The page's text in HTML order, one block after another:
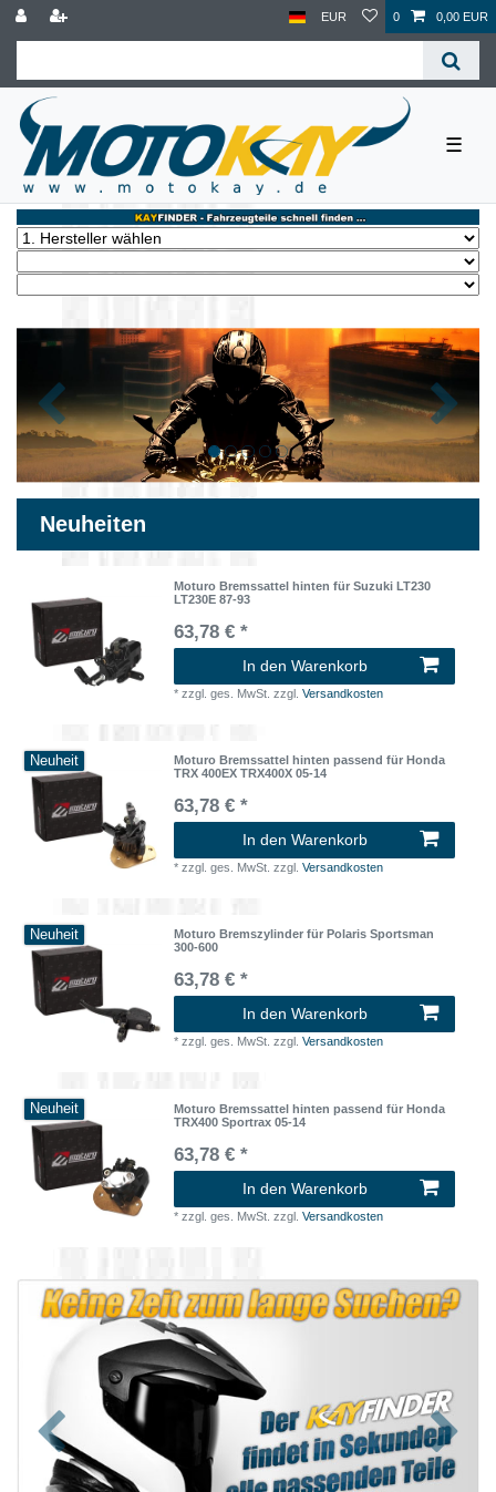
EUR 0 0,00 EUR
☰
Zurück
Neuheiten
Moturo Bremssattel hinten für Suzuki LT230
LT230E 87-93
63,78 € *
In den Warenkorb
*zzgl. ges. MwSt. zzgl.Versandkosten
Neuheit
Moturo Bremssattel hinten passend für Honda
TRX 400EX TRX400X 05-14
63,78 € *
In den Warenkorb
*zzgl. ges. MwSt. zzgl.Versandkosten
Neuheit
Moturo Bremszylinder für Polaris Sportsman
300-600
63,78 € *
In den Warenkorb
*zzgl. ges. MwSt. zzgl.Versandkosten
Neuheit
Moturo Bremssattel hinten passend für Honda
TRX400 Sportrax 05-14
63,78 € *
In den Warenkorb
*zzgl. ges. MwSt. zzgl.Versandkosten
Zurück